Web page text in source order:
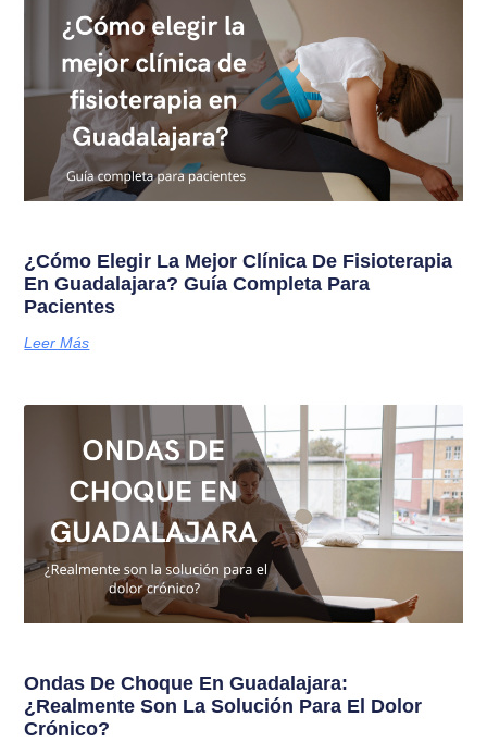
¿Cómo Elegir La Mejor Clínica De Fisioterapia
En Guadalajara? Guía Completa Para
Pacientes
Leer Más
Ondas De Choque En Guadalajara:
¿Realmente Son La Solución Para El Dolor
Crónico?